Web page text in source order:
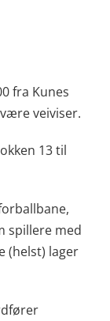
fra Kunes
veiviser.
13 til
spillere med
(helst) lager